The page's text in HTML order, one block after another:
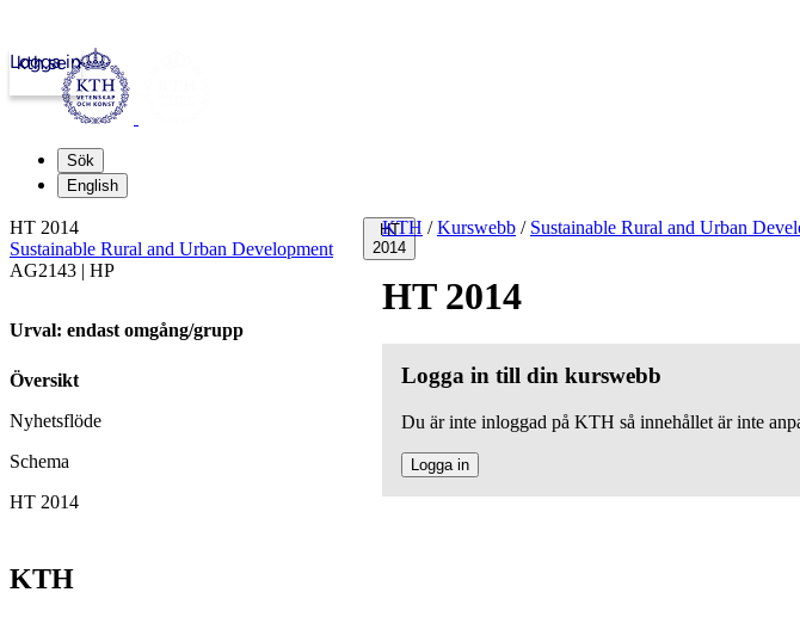
kth.se
Logga in
Sök
English
HT
2014
KTH / Kurswebb / Sustainable Rural and Urban
HT 2014
Logga in till din kurswebb
Du är inte inloggad på KTH så innehållet är inte
Logga in
HT 2014
Sustainable Rural and Urban Development
AG2143 | HP
Urval: endast omgång/grupp
Översikt
Nyhetsflöde
Schema
HT 2014
KTH